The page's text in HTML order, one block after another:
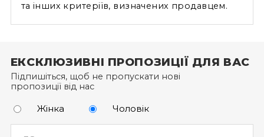
та інших критеріїв, визначених продавцем.
ЕКСКЛЮЗИВНІ ПРОПОЗИЦІЇ ДЛЯ ВАС
Підпишіться, щоб не пропускати нові
пропозиції від нас
Жінка Чоловік